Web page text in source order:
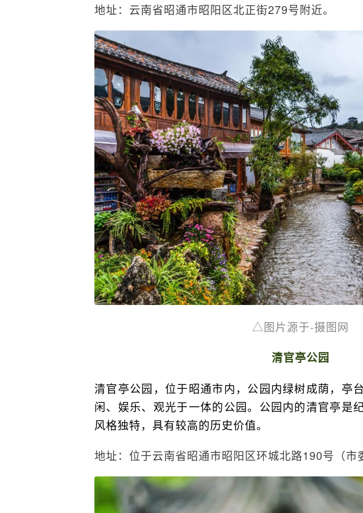
地址：云南省昭通市昭阳区北正街279号附近。
△图片源于-摄图网
清官亭公园
清官亭公园，位于昭通市内，公园内绿树成荫，亭
闲、娱乐、观光于一体的公园。公园内的清官亭是
风格独特，具有较高的历史价值。
地址：位于云南省昭通市昭阳区环城北路190号（市